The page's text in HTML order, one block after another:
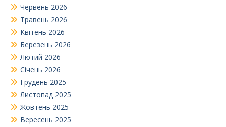
Червень 2026
Травень 2026
Квітень 2026
Березень 2026
Лютий 2026
Січень 2026
Грудень 2025
Листопад 2025
Жовтень 2025
Вересень 2025